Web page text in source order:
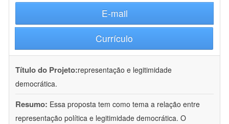
E-mail
Currículo
Título do Projeto:representação e legitimidade
democrática.
Resumo: Essa proposta tem como tema a relação entre
representação política e legitimidade democrática. O